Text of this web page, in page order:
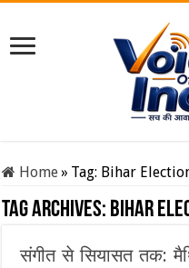
Home» Tag: Bihar
Tag Archives: Bihar
संगीत से सियासत तक: